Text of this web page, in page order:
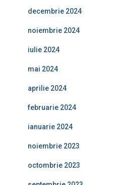
decembrie 2024
noiembrie 2024
iulie 2024
mai 2024
aprilie 2024
februarie 2024
ianuarie 2024
noiembrie 2023
octombrie 2023